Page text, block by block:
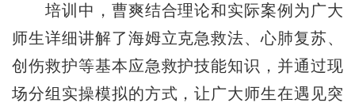
培训中，曹爽结合理论和实际案例为广大
师生详细讲解了海姆立克急救法、心肺复苏、
创伤救护等基本应急救护技能知识，并通过现
场分组实操模拟的方式，让广大师生在遇见突